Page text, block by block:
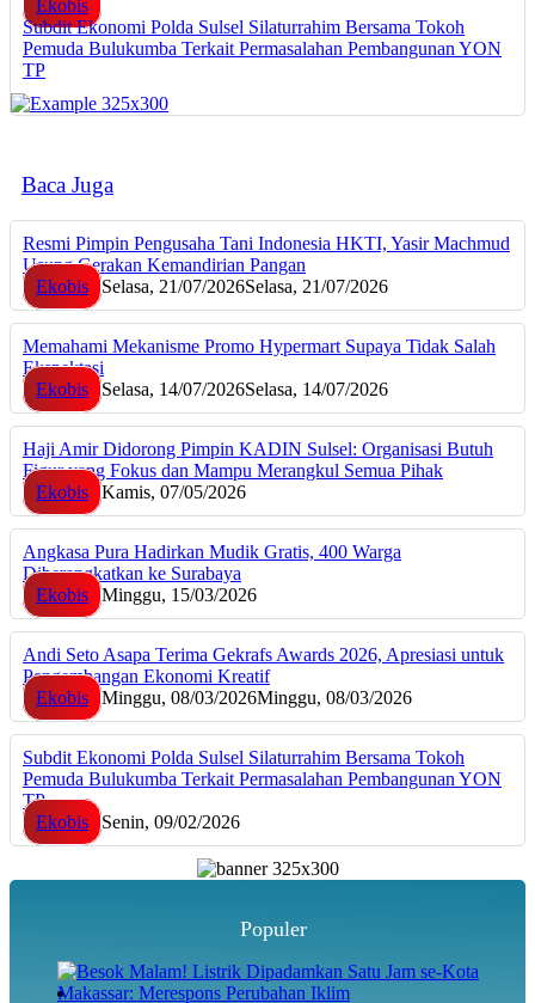
Ekobis
Subdit Ekonomi Polda Sulsel Silaturrahim Bersama Tokoh
Pemuda Bulukumba Terkait Permasalahan Pembangunan YON
TP
Baca Juga
Resmi Pimpin Pengusaha Tani Indonesia HKTI, Yasir Machmud
Usung Gerakan Kemandirian Pangan
Ekobis
Selasa, 21/07/2026Selasa, 21/07/2026
Memahami Mekanisme Promo Hypermart Supaya Tidak Salah
Ekspektasi
Ekobis
Selasa, 14/07/2026Selasa, 14/07/2026
Haji Amir Didorong Pimpin KADIN Sulsel: Organisasi Butuh
Figur yang Fokus dan Mampu Merangkul Semua Pihak
Ekobis
Kamis, 07/05/2026
Angkasa Pura Hadirkan Mudik Gratis, 400 Warga
Diberangkatkan ke Surabaya
Ekobis
Minggu, 15/03/2026
Andi Seto Asapa Terima Gekrafs Awards 2026, Apresiasi untuk
Pengembangan Ekonomi Kreatif
Ekobis
Minggu, 08/03/2026Minggu, 08/03/2026
Subdit Ekonomi Polda Sulsel Silaturrahim Bersama Tokoh
Pemuda Bulukumba Terkait Permasalahan Pembangunan YON
TP
Ekobis
Senin, 09/02/2026
Populer